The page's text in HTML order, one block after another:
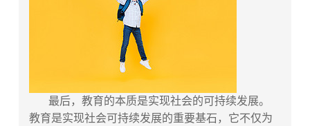
最后，教育的本质是实现社会的可持续发展。
教育是实现社会可持续发展的重要基石，它不仅为